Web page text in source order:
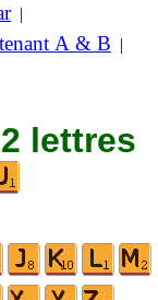
|
A & B |
lettres